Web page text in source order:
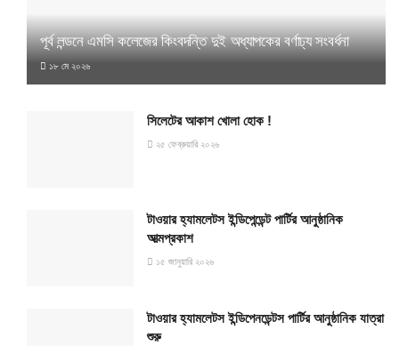
পূর্ব লন্ডনে এমসি কলেজের কিংবদন্তি দুই অধ্যাপকের বর্ণাঢ্য সংবর্ধনা
১৮ মে ২০২৬
সিলেটের আকাশ খোলা হোক !
২৫ ফেব্রুয়ারি ২০২৬
টাওয়ার হ্যামলেটস ইন্ডিপেন্ডেন্ট পার্টির আনুষ্ঠানিক
আত্মপ্রকাশ
১৫ জানুয়ারি ২০২৬
টাওয়ার হ্যামলেটস ইন্ডিপেনডেন্টস পার্টির আনুষ্ঠানিক যাত্রা
শুরু